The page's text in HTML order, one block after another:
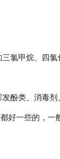
氯甲烷、四
酚类、消毒剂
好一些的，